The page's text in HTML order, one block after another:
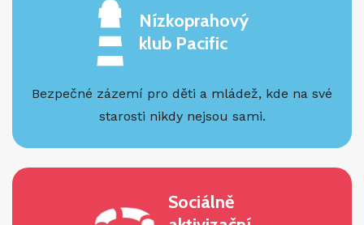
Nízkoprahový
klub Pacific
Bezpečné zázemí pro děti a mládež, kde na své
starosti nikdy nejsou sami.
Sociálně